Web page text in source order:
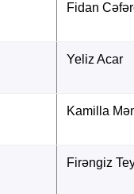
Fidan
Yeliz Acar
Kamilla
Firəngiz